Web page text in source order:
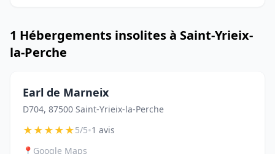
1 Hébergements insolites à Saint-Yrieix-
la-Perche
Earl de Marneix
D704, 87500 Saint-Yrieix-la-Perche
★★★★★5/5•1 avis
📍 Google Maps